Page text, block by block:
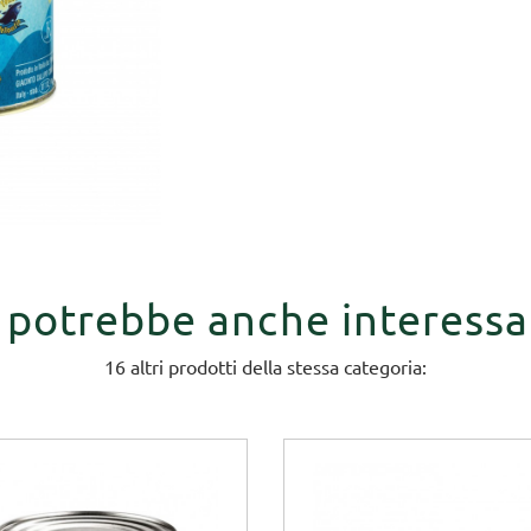
potrebbe anche
16 altri prodotti della stessa categoria: